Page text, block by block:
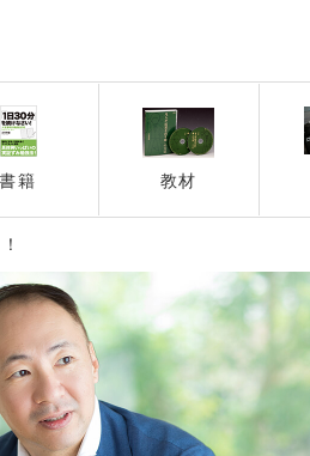
書籍 教材